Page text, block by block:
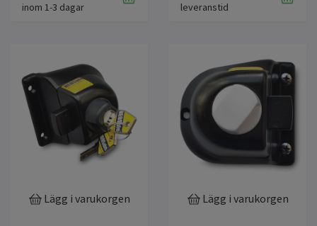
inom 1-3 dagar
leveranstid
Lägg i varukorgen Lägg i varukorgen